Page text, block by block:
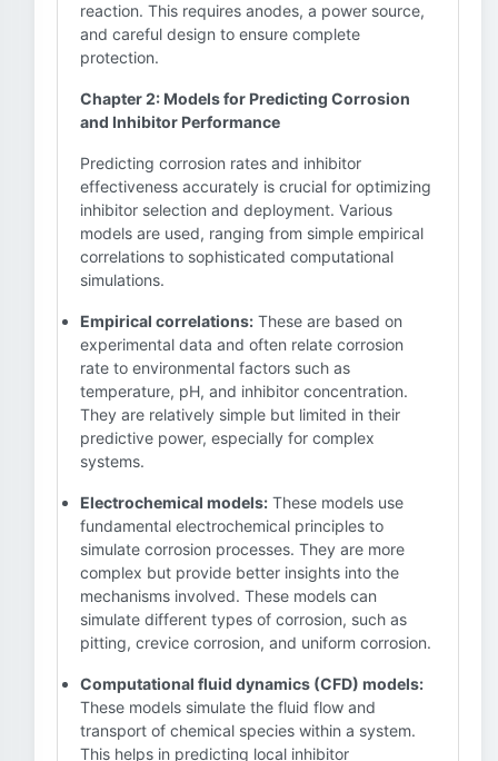
reaction. This requires anodes, a power source,
and careful design to ensure complete
protection.
Chapter 2: Models for Predicting Corrosion
and Inhibitor Performance
Predicting corrosion rates and inhibitor
effectiveness accurately is crucial for optimizing
inhibitor selection and deployment. Various
models are used, ranging from simple empirical
correlations to sophisticated computational
simulations.
Empirical correlations: These are based on
experimental data and often relate corrosion
rate to environmental factors such as
temperature, pH, and inhibitor concentration.
They are relatively simple but limited in their
predictive power, especially for complex
systems.
Electrochemical models: These models use
fundamental electrochemical principles to
simulate corrosion processes. They are more
complex but provide better insights into the
mechanisms involved. These models can
simulate different types of corrosion, such as
pitting, crevice corrosion, and uniform corrosion.
Computational fluid dynamics (CFD) models:
These models simulate the fluid flow and
transport of chemical species within a system.
This helps in predicting local inhibitor